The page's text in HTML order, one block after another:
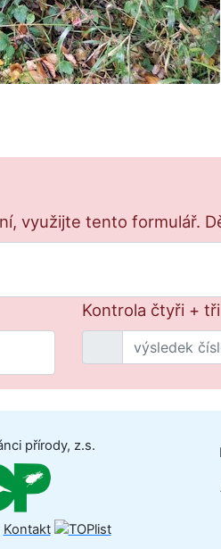
využijte tento formulář.
Kontrola čtyři + tři
přírody, z.s.
Kontakt